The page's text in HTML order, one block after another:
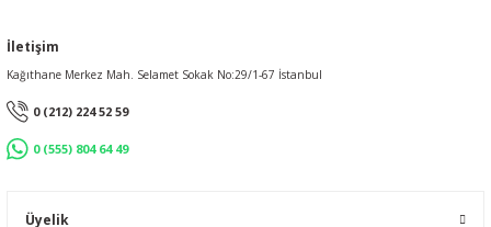
İletişim
Kağıthane Merkez Mah. Selamet Sokak No:29/1-67 İstanbul
0 (212) 224 52 59
0 (555) 804 64 49
Üyelik